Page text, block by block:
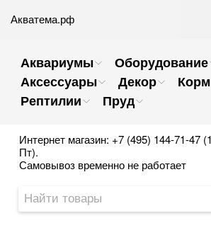
Акватема.рф
Аквариумы
Оборудование
Аксессуары
Декор Корм
Рептилии
Пруд
Интернет магазин: +7 (495) 144-71-47
Пт).
Самовывоз временно не работает